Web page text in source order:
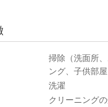
掃除（洗面所
ング、子供部屋
洗濯
クリーニング